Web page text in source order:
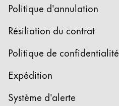
Politique d'annulation
Résiliation du contrat
Politique de confidentialité
Expédition
Système d'alerte